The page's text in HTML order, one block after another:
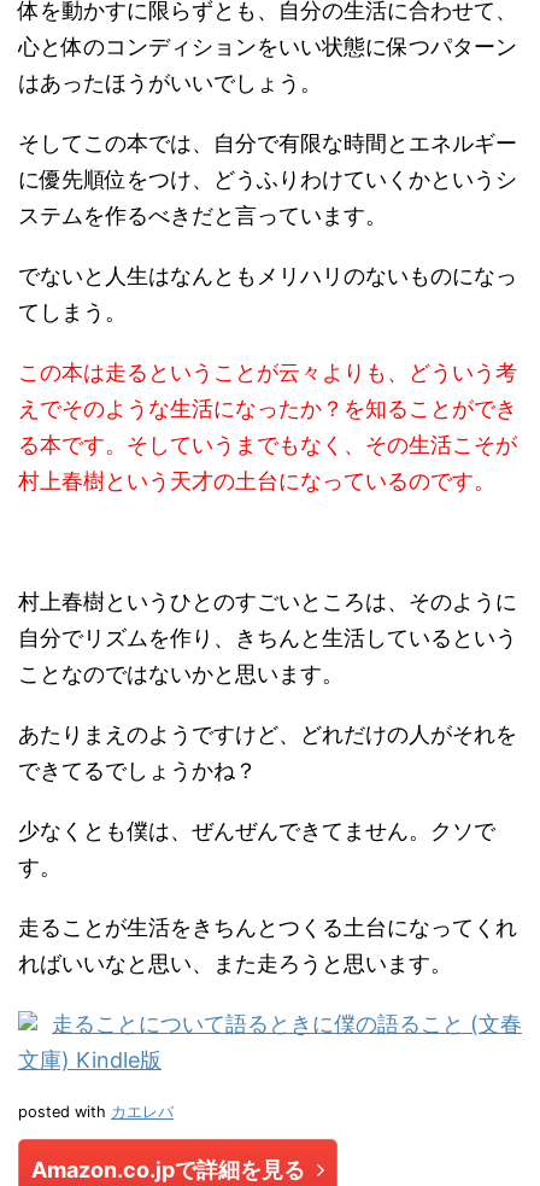
体を動かすに限らずとも、自分の生活に合わせて、
心と体のコンディションをいい状態に保つパターン
はあったほうがいいでしょう。
そしてこの本では、自分で有限な時間とエネルギー
に優先順位をつけ、どうふりわけていくかというシ
ステムを作るべきだと言っています。
でないと人生はなんともメリハリのないものになっ
てしまう。
この本は走るということが云々よりも、どういう考
えでそのような生活になったか？を知ることができ
る本です。そしていうまでもなく、その生活こそが
村上春樹という天才の土台になっているのです。
村上春樹というひとのすごいところは、そのように
自分でリズムを作り、きちんと生活しているという
ことなのではないかと思います。
あたりまえのようですけど、どれだけの人がそれを
できてるでしょうかね？
少なくとも僕は、ぜんぜんできてません。クソで
す。
走ることが生活をきちんとつくる土台になってくれ
ればいいなと思い、また走ろうと思います。
走ることについて語るときに僕の語ること (文春
文庫) Kindle版
posted with カエレバ
Amazon.co.jpで詳細を見る